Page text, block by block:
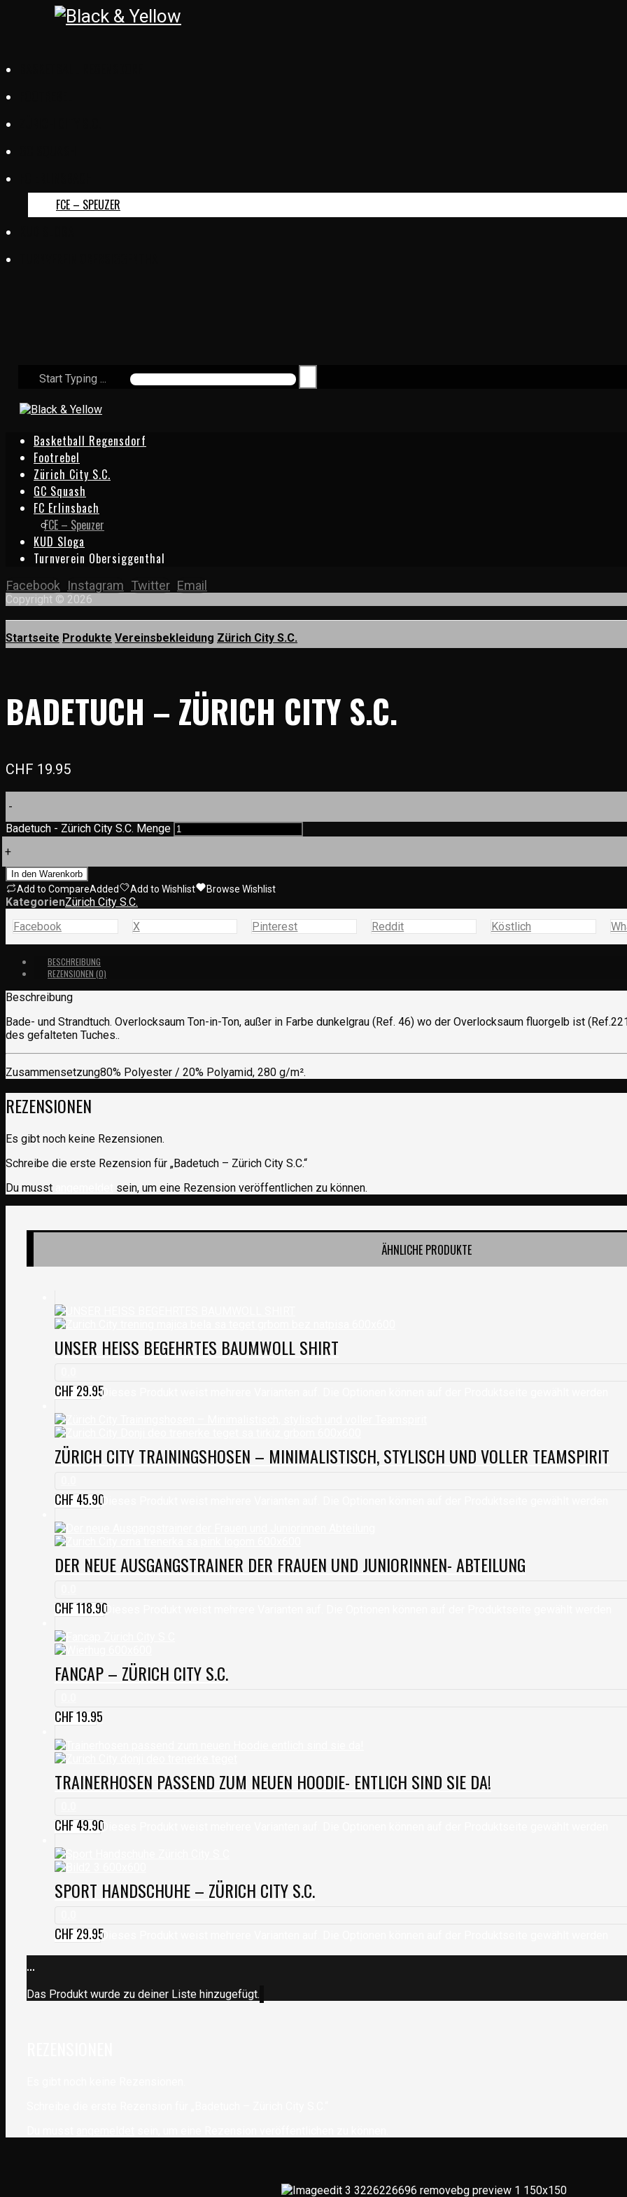
FCE – SPEUZER
Start Typing ...
Basketball Regensdorf
Footrebel
Zürich City S.C.
GC Squash
FC Erlinsbach
FCE – Speuzer
KUD Sloga
Turnverein Obersiggenthal
Facebook Instagram Twitter Email
Copyright © 2026
Startseite Produkte Vereinsbekleidung Zürich City S.C.
BADETUCH – ZÜRICH CITY S.C.
CHF 19.95
-
Badetuch - Zürich City S.C. Menge
+
In den Warenkorb
Add to CompareAdded Add to Wishlist Browse Wishlist
KategorienZürich City S.C.
Facebook
X Pinterest Reddit Köstlich
BESCHREIBUNG
REZENSIONEN (0)
Beschreibung
Bade- und Strandtuch. Overlocksaum Ton-in-Ton, außer in Farbe dunkelgrau (Ref. 46) wo der Overlocksaum fluorgelb ist
des gefalteten Tuches..
Zusammensetzung80% Polyester / 20% Polyamid, 280 g/m².
REZENSIONEN
Es gibt noch keine Rezensionen.
Schreibe die erste Rezension für „Badetuch – Zürich City S.C.“
Du musst
sein, um eine Rezension veröffentlichen zu können.
ÄHNLICHE PRODUKTE
UNSER HEISS BEGEHRTES BAUMWOLL SHIRT
CHF29.95Dieses Produkt weist mehrere Varianten auf. Die Optionen können auf der Produktseite gewählt werden
ZÜRICH CITY TRAININGSHOSEN – MINIMALISTISCH, STYLISCH UND VOLLER TEAMSPIRIT
CHF45.90Dieses Produkt weist mehrere Varianten auf. Die Optionen können auf der Produktseite gewählt werden
DER NEUE AUSGANGSTRAINER DER FRAUEN UND JUNIORINNEN- ABTEILUNG
CHF118.90Dieses Produkt weist mehrere Varianten auf. Die Optionen können auf der Produktseite gewählt werden
FANCAP – ZÜRICH CITY S.C.
CHF19.95
TRAINERHOSEN PASSEND ZUM NEUEN HOODIE- ENTLICH SIND SIE DA!
CHF49.90Dieses Produkt weist mehrere Varianten auf. Die Optionen können auf der Produktseite gewählt werden
SPORT HANDSCHUHE – ZÜRICH CITY S.C.
CHF29.95Dieses Produkt weist mehrere Varianten auf. Die Optionen können auf der Produktseite gewählt werden
...
Das Produkt wurde zu deiner Liste hinzugefügt.